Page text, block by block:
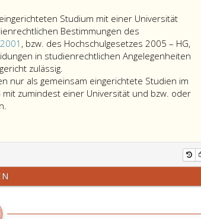
Studium mit einer Universität
Bestimmungen des
, bzw. des Hochschulgesetzes 2005 – HG,
in studienrechtlichen Angelegenheiten
zulässig.
Falle
der
gemeinsam
Studium
nur als gemeinsam eingerichtete Studien im
mit zumindest einer Universität und bzw. oder
eines
können
nur